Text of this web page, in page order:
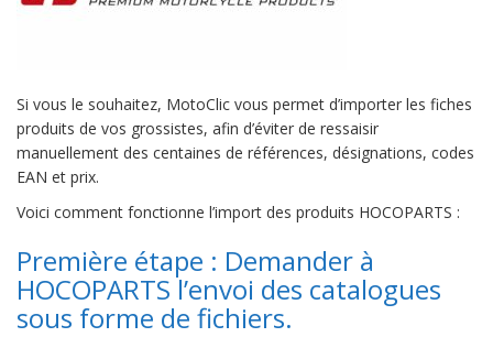
Si vous le souhaitez, MotoClic vous permet d’importer les fiches
produits de vos grossistes, afin d’éviter de ressaisir
manuellement des centaines de références, désignations, codes
EAN et prix.
Voici comment fonctionne l’import des produits HOCOPARTS :
Première étape : Demander à
HOCOPARTS l’envoi des catalogues
sous forme de fichiers.